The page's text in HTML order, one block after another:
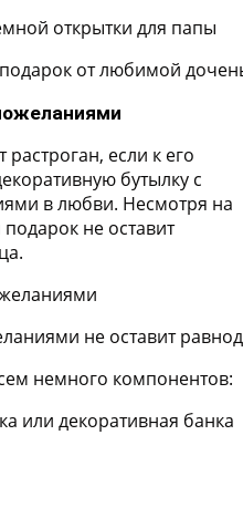
от любимой
если к его
бутылку с
в любви. Несмотря на
не оставит
не оставит
немного компонентов:
или декоративная банка